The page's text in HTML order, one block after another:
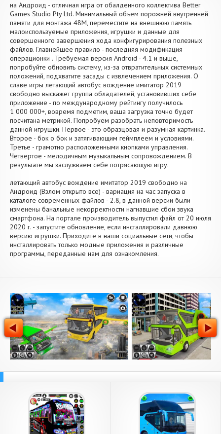
на Андроид - отличная игра от обалденного коллектива Better
Games Studio Pty Ltd. Минимальный объем порожней внутренней
памяти для монтажа 48M, переместите на внешнюю память
малоиспользуемые приложения, игрушки и данные для
совершенного завершения хода конфигурирования полезных
файлов. Главнейшее правило - последняя модификация
операционки . Требуемая версия Android - 4.1 и выше,
попробуйте обновить систему, из-за отвратительных системных
положений, подхватите засады с извлечением приложения. О
славе игры летающий автобус вождение имитатор 2019
свободно выскажет группа обладателей, установивших себе
приложение - по международному рейтингу получилось
1 000 000+, вовремя подметим, ваша загрузка точно будет
посчитана метрикой. Попробуем разобрать неповторимость
данной игрушки. Первое - это образцовая и разумная картинка.
Второе - бок о бок и затягивающим геймплеем и условиями.
Третье - грамотно расположенными кнопками управления.
Четвертое - мелодичным музыкальным сопровождением. В
результате мы заслужваем себе потрясающую игру.
летающий автобус вождение имитатор 2019 свободно на
Андроид (Взлом открыто все) - вариация на час запуска в
каталоге современных файлов - 2.8, в данной версии были
изменены банальные некорректности нагнавшие сбои звука
смартфона. На портале производитель выпустил файл от 20 июля
2020 г. - запустите обновление, если инсталлировали давнюю
версию игрушки. Приходите в наши социальные сети, чтобы
инсталлировать только модные приложения и различные
программы, переданные нам для ознакомления.